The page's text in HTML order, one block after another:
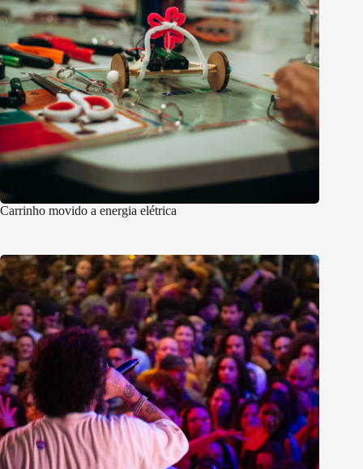
Carrinho movido a energia elétrica